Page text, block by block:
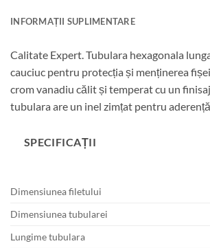
INFORMAȚII SUPLIMENTARE
Calitate Expert. Tubulara hexagonala
cauciuc pentru protecția și menținerea
crom vanadiu călit și temperat cu un
tubulara are un inel zimțat pentru
SPECIFICAȚII
Dimensiunea filetului
Dimensiunea tubularei
Lungime tubulara